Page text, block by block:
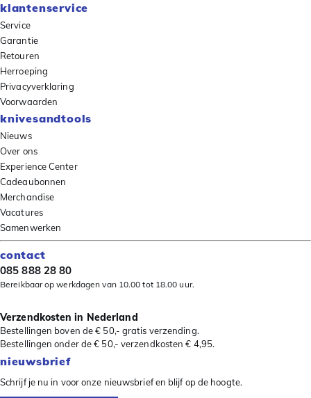
klantenservice
Service
Garantie
Retouren
Herroeping
Privacyverklaring
Voorwaarden
knivesandtools
Nieuws
Over ons
Experience Center
Cadeaubonnen
Merchandise
Vacatures
Samenwerken
contact
085 888 28 80
Bereikbaar op werkdagen van 10.00 tot 18.00 uur.
Verzendkosten in Nederland
Bestellingen boven de € 50,- gratis verzending.
Bestellingen onder de € 50,- verzendkosten € 4,95.
nieuwsbrief
Schrijf je nu in voor onze nieuwsbrief en blijf op de hoogte.